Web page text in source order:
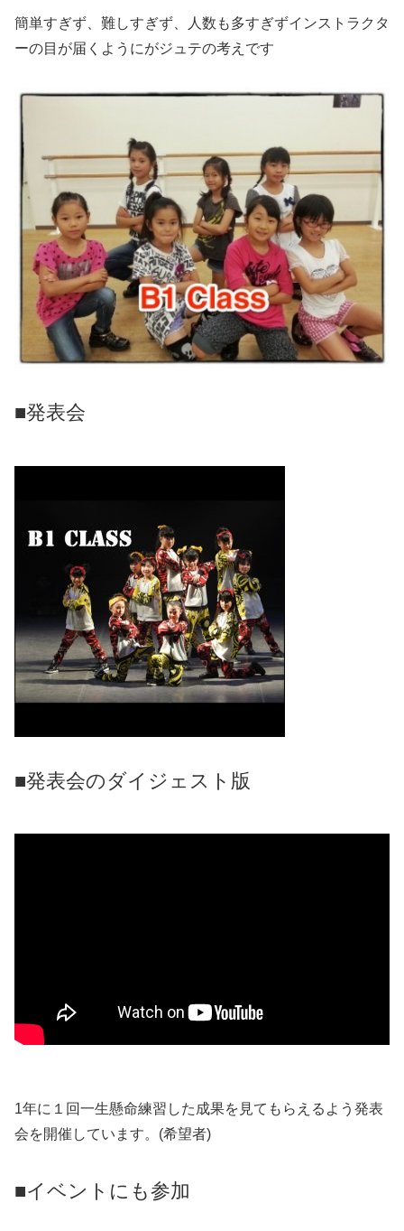
簡単すぎず、難しすぎず、人数も多すぎずインストラクタ
ーの目が届くようにがジュテの考えです
■発表会
■発表会のダイジェスト版
1年に１回一生懸命練習した成果を見てもらえるよう発表
会を開催しています。(希望者)
■イベントにも参加